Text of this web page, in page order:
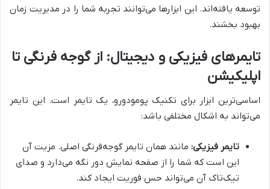
توسعه یافته‌اند. این ابزارها می‌توانند تجربه شما را در مدیریت زمان
بهبود بخشند.
تایمرهای فیزیکی و دیجیتال: از گوجه فرنگی تا
اپلیکیشن
اساسی‌ترین ابزار برای تکنیک پومودورو، یک تایمر است. این تایمر
می‌تواند به اشکال مختلفی باشد:
تایمر فیزیکی: مانند همان تایمر گوجه‌فرنگی اصلی. مزیت آن
این است که شما را از صفحه نمایش دور نگه می‌دارد و صدای
تیک‌تاک آن می‌تواند حس فوریت ایجاد کند.